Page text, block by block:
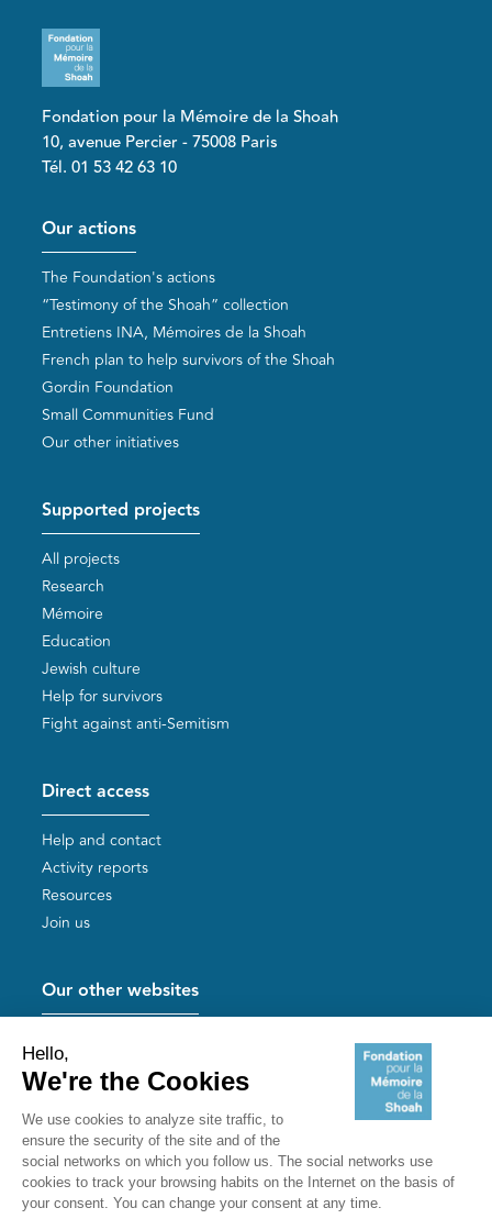
Fondation pour la Mémoire de la Shoah
10, avenue Percier - 75008 Paris
Tél. 01 53 42 63 10
Pied de page
Our actions
The Foundation's actions
“Testimony of the Shoah” collection
Entretiens INA, Mémoires de la Shoah
French plan to help survivors of the Shoah
Gordin Foundation
Small Communities Fund
Our other initiatives
Supported projects
All projects
Research
Mémoire
Education
Jewish culture
Help for survivors
Fight against anti-Semitism
Direct access
Help and contact
Activity reports
Resources
Join us
Our other websites
Mémoires vives
Useful links
Shoah Memorial
The Milles camp